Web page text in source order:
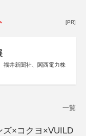
[PR]
福井新聞社、関西電力株
一覧
ズ×コクヨ×VUILD